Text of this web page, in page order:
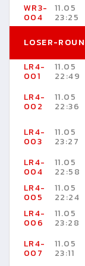
WR3-
004
11.05
23:25
LOSER-
LR4-
001
11.05
22:49
LR4-
002
11.05
22:36
LR4-
003
11.05
23:27
LR4-
004
11.05
22:58
LR4-
005
11.05
22:24
LR4-
006
11.05
23:28
LR4-
007
11.05
23:11